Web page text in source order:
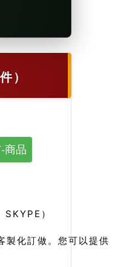
件）
商品
）
製化訂做。您可以提供